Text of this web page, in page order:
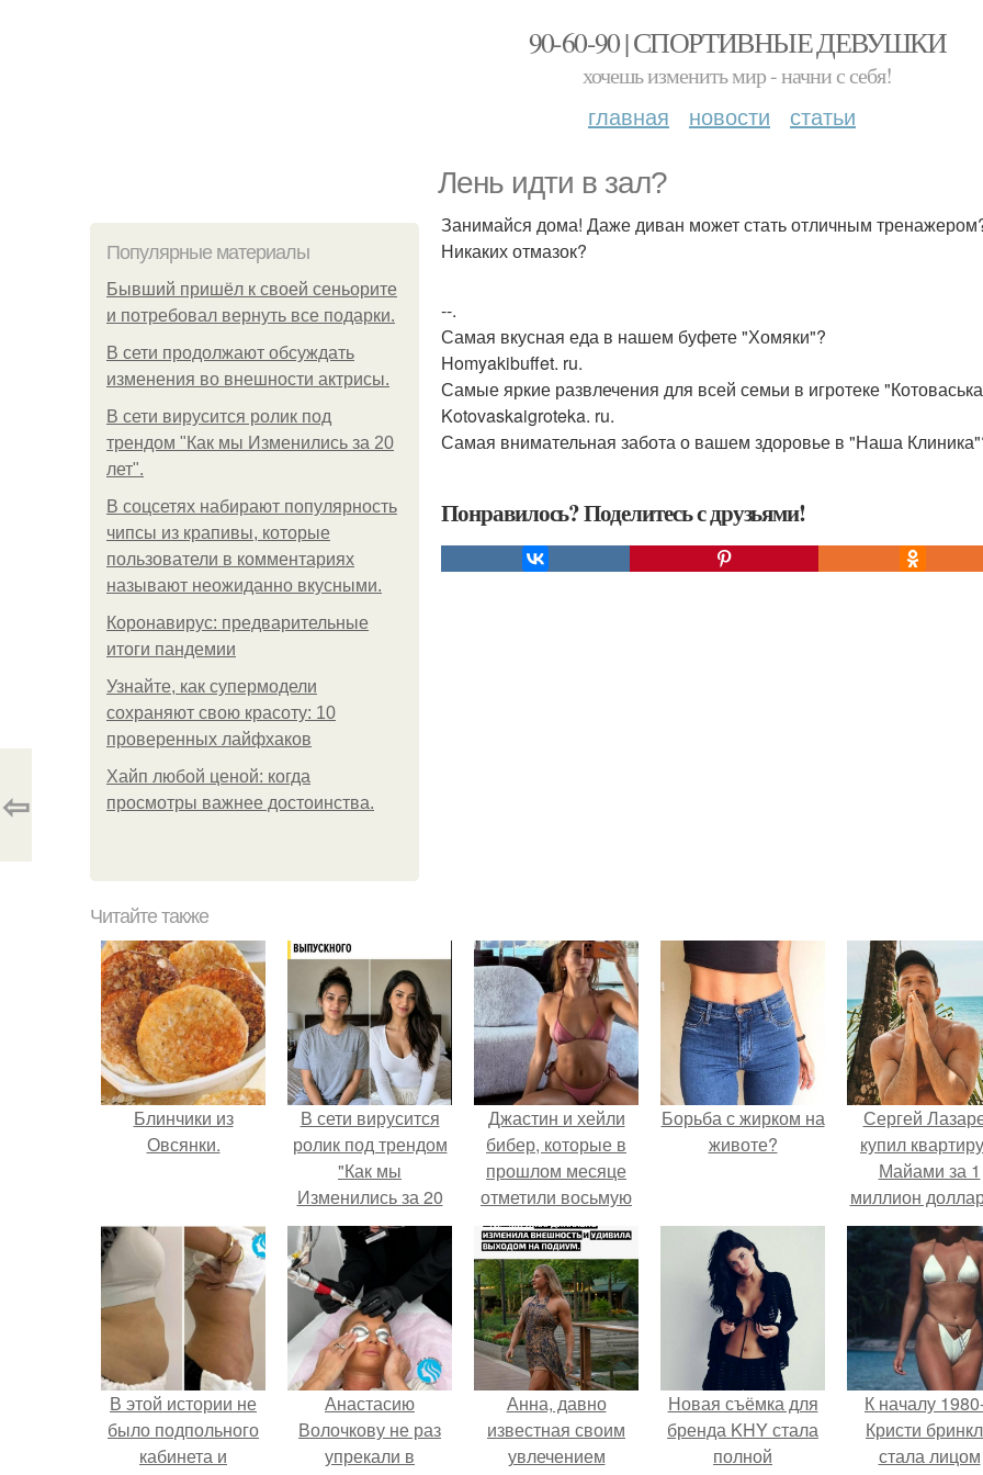
90-60-90 | СПОРТИВНЫЕ ДЕВУШКИ
хочешь изменить мир - начни с себя!
главная новости статьи
Лень идти в зал?
Популярные материалы
Бывший пришёл к своей сеньорите
и потребовал вернуть все подарки.
В сети продолжают обсуждать
изменения во внешности актрисы.
В сети вирусится ролик под
трендом "Как мы Изменились за 20
лет".
В соцсетях набирают популярность
чипсы из крапивы, которые
пользователи в комментариях
называют неожиданно вкусными.
Коронавирус: предварительные
итоги пандемии
Узнайте, как супермодели
сохраняют свою красоту: 10
проверенных лайфхаков
Хайп любой ценой: когда
просмотры важнее достоинства.
Занимайся дома! Даже диван может стать отличным
Никаких отмазок?
--.
Самая вкусная еда в нашем буфете "Хомяки"?
Homyakibuffet. ru.
Самые яркие развлечения для всей семьи в игротеке
Kotovaskaigroteka. ru.
Самая внимательная забота о вашем здоровье в "Наша
Понравилось? Поделитесь с друзьями!
⇦
Читайте также
Блинчики из
Овсянки.
В сети вирусится
ролик под трендом
"Как мы
Изменились за 20
лет".
Джастин и хейли
бибер, которые в
прошлом месяце
отметили восьмую
годовщину
помолвки, показали
новые фото с
совместного
отдыха.
Борьба с жирком на
животе?
Сергей
купил
Майами за 1
миллион
В этой истории не
было подпольного
кабинета и
Анастасию
Волочкову не раз
упрекали в
Анна, давно
известная своим
увлечением
Новая съёмка для
бренда KHY стала
полной
К началу
Кристи
стала лицом